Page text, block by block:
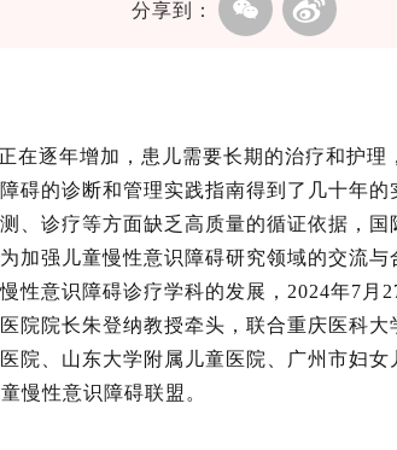
分享到：
在逐年增加，患儿需要长期的治疗和护理
碍的诊断和管理实践指南得到了几十年的
、诊疗等方面缺乏高质量的循证依据，国
加强儿童慢性意识障碍研究领域的交流与
性意识障碍诊疗学科的发展，2024年7月
院院长朱登纳教授牵头，联合重庆医科大
院、山东大学附属儿童医院、广州市妇女
慢性意识障碍联盟。